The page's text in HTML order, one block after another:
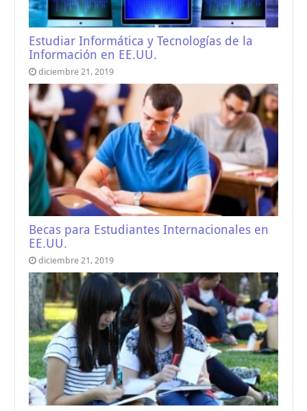
Estudiar Informática y Tecnologías de la
Información en EE.UU.
diciembre 21, 2019
Becas para Estudiantes Internacionales en
EE.UU.
diciembre 21, 2019